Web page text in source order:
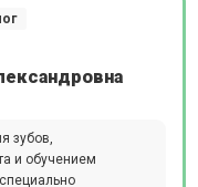
зубов,
и обучением